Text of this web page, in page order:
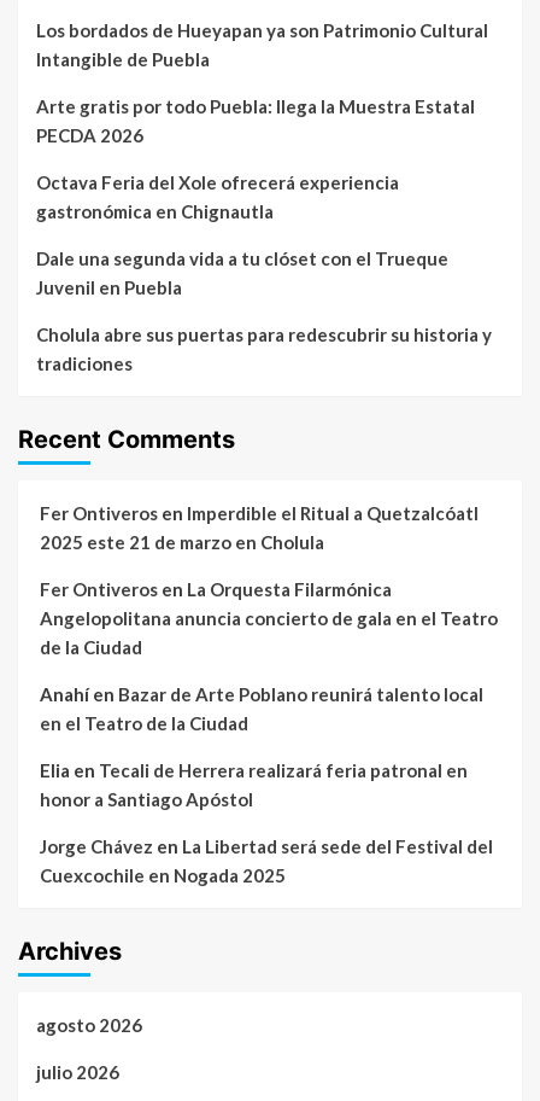
Los bordados de Hueyapan ya son Patrimonio Cultural
Intangible de Puebla
Arte gratis por todo Puebla: llega la Muestra Estatal
PECDA 2026
Octava Feria del Xole ofrecerá experiencia
gastronómica en Chignautla
Dale una segunda vida a tu clóset con el Trueque
Juvenil en Puebla
Cholula abre sus puertas para redescubrir su historia y
tradiciones
Recent Comments
Fer Ontiveros en Imperdible el Ritual a Quetzalcóatl
2025 este 21 de marzo en Cholula
Fer Ontiveros en La Orquesta Filarmónica
Angelopolitana anuncia concierto de gala en el Teatro
de la Ciudad
Anahíen Bazar de Arte Poblano reunirá talento local
en el Teatro de la Ciudad
Elia en Tecali de Herrera realizará feria patronal en
honor a Santiago Apóstol
Jorge Chávez en La Libertad será sede del Festival del
Cuexcochile en Nogada 2025
Archives
agosto 2026
julio 2026